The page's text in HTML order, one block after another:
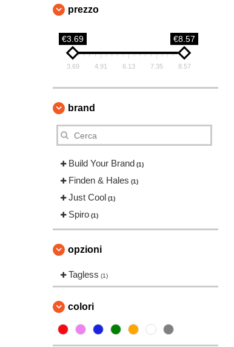
prezzo
€3.69 €8.57
3.69 4.91 6.13 7.35 8.57
brand
Build Your Brand (1)
Finden & Hales (1)
Just Cool (1)
Spiro (1)
opzioni
Tagless (1)
colori